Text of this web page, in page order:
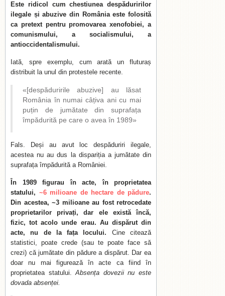
Este ridicol cum chestiunea despăduririlor
ilegale și abuzive din România este folosită
ca pretext pentru promovarea xenofobiei, a
comunismului, a socialismului, a
antioccidentalismului.
Iată, spre exemplu, cum arată un fluturaș
distribuit la unul din protestele recente.
«[despăduririle abuzive] au lăsat
România în numai câțiva ani cu mai
puțin de jumătate din suprafața
împădurită pe care o avea în 1989»
Fals. Deși au avut loc despăduriri ilegale,
acestea nu au dus la dispariția a jumătate din
suprafața împădurită a României.
În 1989 figurau în acte, în proprietatea
statului, ~6 milioane de hectare de pădure.
Din acestea, ~3 milioane au fost retrocedate
proprietarilor privați, dar ele există încă,
fizic, tot acolo unde erau. Au dispărut din
acte, nu de la fața locului. Cine citează
statistici, poate crede (sau te poate face să
crezi) că jumătate din pădure a dispărut. Dar ea
doar nu mai figurează în acte ca fiind în
proprietatea statului.Absența dovezii nu este
dovada absenței.